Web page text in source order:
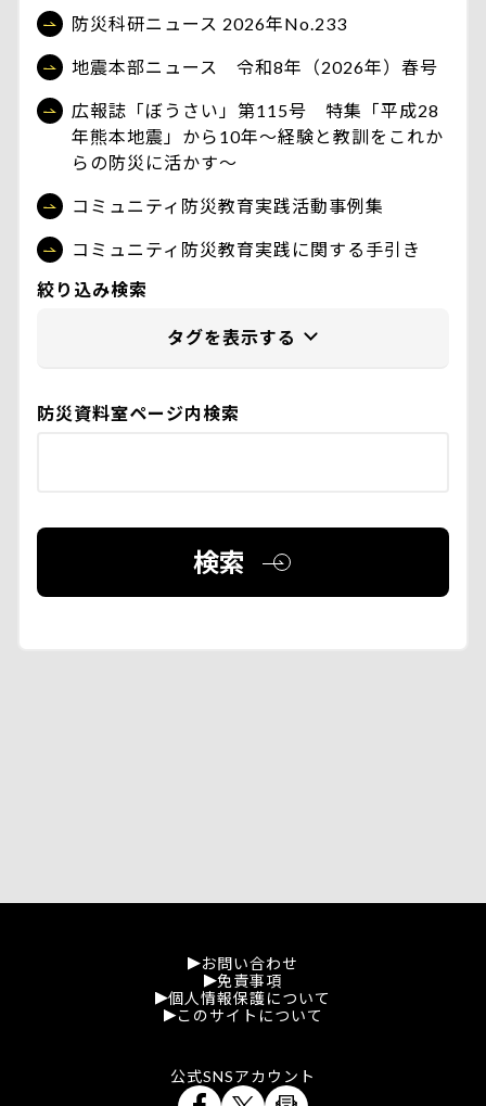
防災科研ニュース 2026年No.233
地震本部ニュース 令和8年（2026年）春号
広報誌「ぼうさい」第115号 特集「平成28
年熊本地震」から10年〜経験と教訓をこれか
らの防災に活かす〜
コミュニティ防災教育実践活動事例集
コミュニティ防災教育実践に関する手引き
絞り込み検索
防災資料室ページ内検索
検索
お問い合わせ
免責事項
個人情報保護について
このサイトについて
公式SNSアカウント